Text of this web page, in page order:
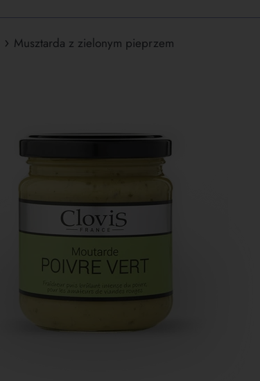
› Musztarda z zielonym pieprzem